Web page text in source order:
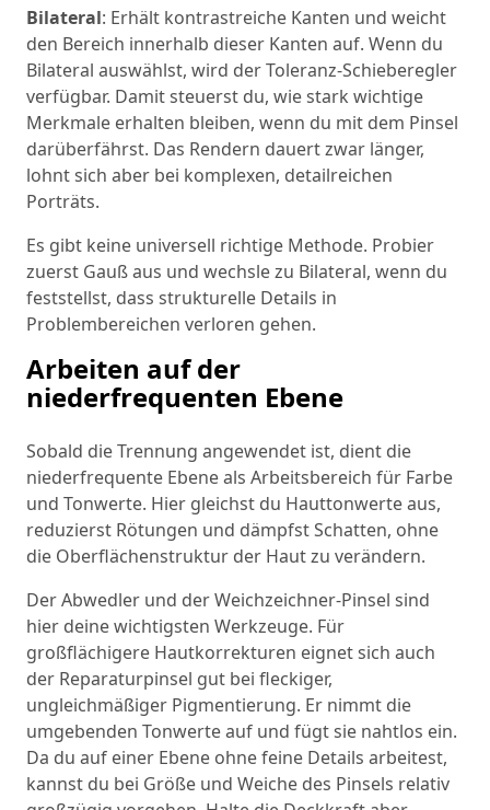
Bilateral: Erhält kontrastreiche Kanten und weicht
den Bereich innerhalb dieser Kanten auf. Wenn du
Bilateral auswählst, wird der Toleranz-Schieberegler
verfügbar. Damit steuerst du, wie stark wichtige
Merkmale erhalten bleiben, wenn du mit dem Pinsel
darüberfährst. Das Rendern dauert zwar länger,
lohnt sich aber bei komplexen, detailreichen
Porträts.
Es gibt keine universell richtige Methode. Probier
zuerst Gauß aus und wechsle zu Bilateral, wenn du
feststellst, dass strukturelle Details in
Problembereichen verloren gehen.
Arbeiten auf der
niederfrequenten Ebene
Sobald die Trennung angewendet ist, dient die
niederfrequente Ebene als Arbeitsbereich für Farbe
und Tonwerte. Hier gleichst du Hauttonwerte aus,
reduzierst Rötungen und dämpfst Schatten, ohne
die Oberflächenstruktur der Haut zu verändern.
Der Abwedler und der Weichzeichner-Pinsel sind
hier deine wichtigsten Werkzeuge. Für
großflächigere Hautkorrekturen eignet sich auch
der Reparaturpinsel gut bei fleckiger,
ungleichmäßiger Pigmentierung. Er nimmt die
umgebenden Tonwerte auf und fügt sie nahtlos ein.
Da du auf einer Ebene ohne feine Details arbeitest,
kannst du bei Größe und Weiche des Pinsels relativ